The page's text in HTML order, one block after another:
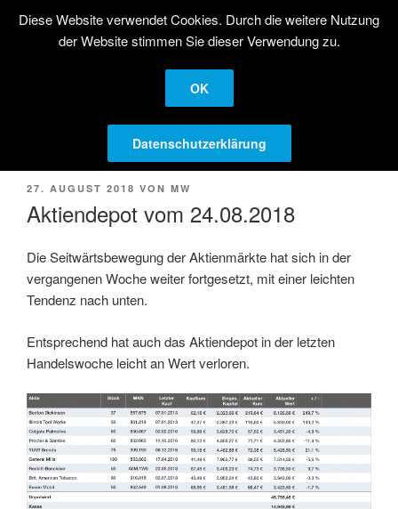
InhaltSTRATEGISCHE
AKTIENANLAGE
Langfristige Kapitalanlage in Aktien
Menü
VERÖFFENTLICHT
27. AUGUST 2018 VON MW
Aktiendepot vom 24.08.2018
Die Seitwärtsbewegung der Aktienmärkte hat sich in der
vergangenen Woche weiter fortgesetzt, mit einer leichten
Tendenz nach unten.
Entsprechend hat auch das Aktiendepot in der letzten
Handelswoche leicht an Wert verloren.
Diese Website verwendet Cookies. Durch die weitere Nutzung
der Website stimmen Sie dieser Verwendung zu.
OK
Datenschutzerklärung